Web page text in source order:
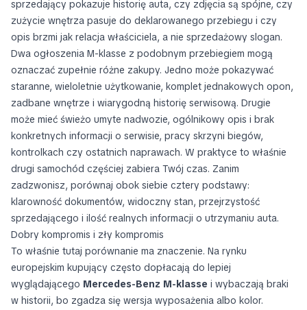
sprzedający pokazuje historię auta, czy zdjęcia są spójne, czy
zużycie wnętrza pasuje do deklarowanego przebiegu i czy
opis brzmi jak relacja właściciela, a nie sprzedażowy slogan.
Dwa ogłoszenia M-klasse z podobnym przebiegiem mogą
oznaczać zupełnie różne zakupy. Jedno może pokazywać
staranne, wieloletnie użytkowanie, komplet jednakowych opon,
zadbane wnętrze i wiarygodną historię serwisową. Drugie
może mieć świeżo umyte nadwozie, ogólnikowy opis i brak
konkretnych informacji o serwisie, pracy skrzyni biegów,
kontrolkach czy ostatnich naprawach. W praktyce to właśnie
drugi samochód częściej zabiera Twój czas. Zanim
zadzwonisz, porównaj obok siebie cztery podstawy:
klarowność dokumentów, widoczny stan, przejrzystość
sprzedającego i ilość realnych informacji o utrzymaniu auta.
Dobry kompromis i zły kompromis
To właśnie tutaj porównanie ma znaczenie. Na rynku
europejskim kupujący często dopłacają do lepiej
wyglądającego Mercedes-Benz M-klasse i wybaczają braki
w historii, bo zgadza się wersja wyposażenia albo kolor.